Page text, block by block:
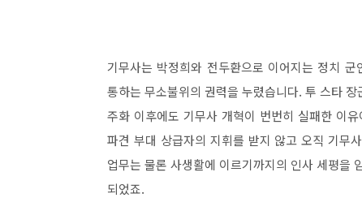
기무사는 박정희와 전두환으로 이어지는 정치
통하는 무소불위의 권력을 누렸습니다. 투 스타
주화 이후에도 기무사 개혁이 번번히 실패한 이
파견 부대 상급자의 지휘를 받지 않고 오직 기무
업무는 물론 사생활에 이르기까지의 인사 세평을
되었죠.